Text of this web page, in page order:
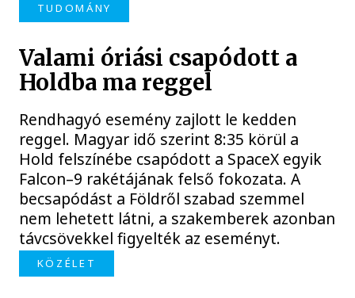
TUDOMÁNY
Valami óriási csapódott a
Holdba ma reggel
Rendhagyó esemény zajlott le kedden
reggel. Magyar idő szerint 8:35 körül a
Hold felszínébe csapódott a SpaceX egyik
Falcon–9 rakétájának felső fokozata. A
becsapódást a Földről szabad szemmel
nem lehetett látni, a szakemberek azonban
távcsövekkel figyelték az eseményt.
KÖZÉLET